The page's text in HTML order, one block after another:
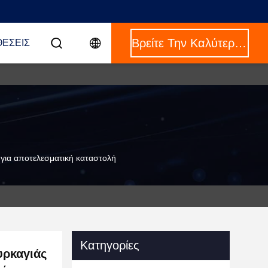
Βρείτε Την Καλύτερη Τιμή
αποτελεσματική καταστολή
Κατηγορίες